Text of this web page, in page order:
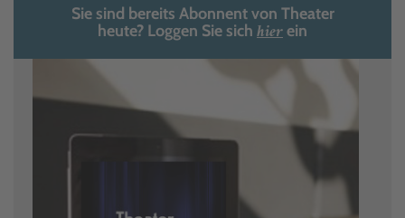
Sie sind bereits Abonnent von Theater
heute? Loggen Sie sich hierein